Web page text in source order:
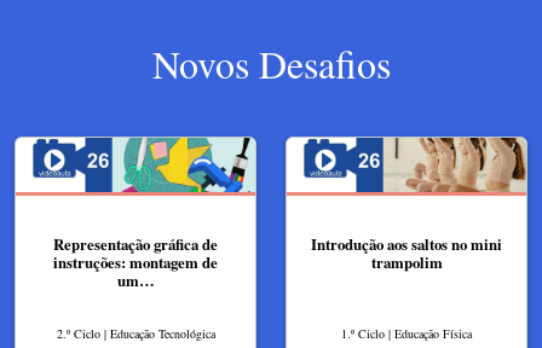
Novos Desafios
Representação gráfica de
instruções: montagem de
um…
2.º Ciclo | Educação Tecnológica
Introdução aos saltos no mini
trampolim
1.º Ciclo | Educação Física